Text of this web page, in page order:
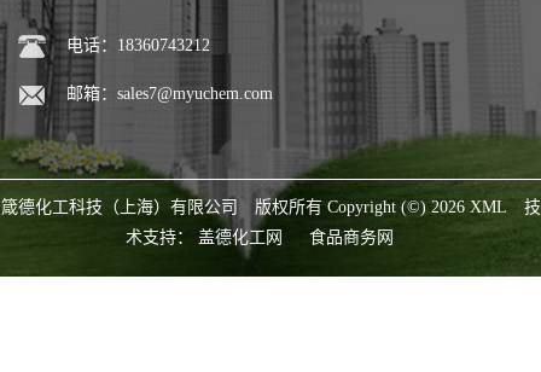
电话：18360743212
邮箱： sales7@myuchem.com
箴德化工科技（上海）有限公司 版权所有 Copyright (©) 2026 XML
技
术支持： 盖德化工网 食品商务网